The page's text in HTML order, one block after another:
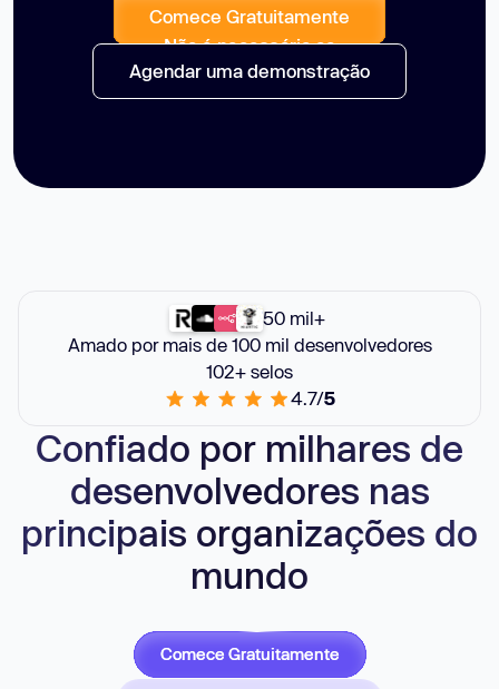
Comece Gratuitamente
Não é necessário cc
Agendar uma demonstração
50 mil+
Amado por mais de 100 mil desenvolvedores
102+ selos
4.7/5
Confiado por milhares de
desenvolvedores nas
principais organizações do
mundo
Comece Gratuitamente